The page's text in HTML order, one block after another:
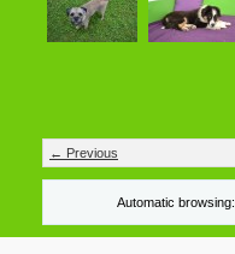
← Previous
Automatic browsing: